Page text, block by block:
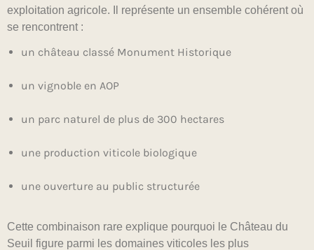
exploitation agricole. Il représente un ensemble cohérent où
se rencontrent :
un château classé Monument Historique
un vignoble en AOP
un parc naturel de plus de 300 hectares
une production viticole biologique
une ouverture au public structurée
Cette combinaison rare explique pourquoi le Château du
Seuil figure parmi les domaines viticoles les plus